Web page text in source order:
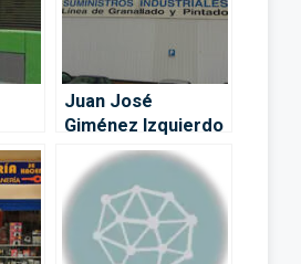
Juan José
Giménez Izquierdo
– Burgos